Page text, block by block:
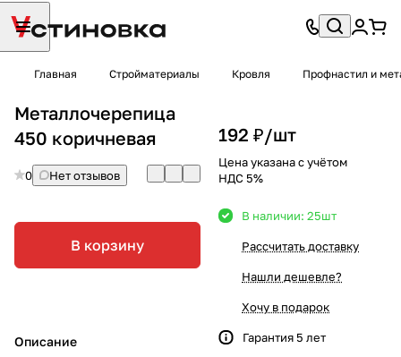
Главная Стройматериалы Кровля Профнастил и
Металлочерепица
450 коричневая
0 Нет отзывов
В корзину
Описание
192 ₽/шт
Цена указана с учётом
НДС 5%
В наличии: 25шт
Рассчитать доставку
Нашли дешевле?
Хочу в подарок
Гарантия 5 лет